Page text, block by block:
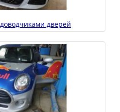
дверей